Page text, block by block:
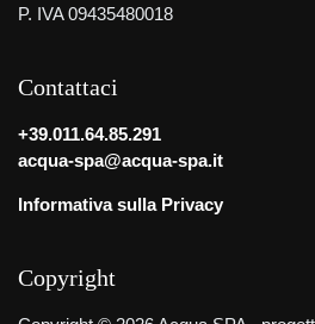
P. IVA 09435480018
Contattaci
+39.011.64.85.291
acqua-spa@acqua-spa.it
Informativa sulla Privacy
Copyright